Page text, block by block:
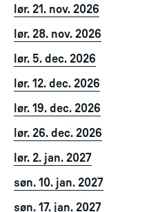
lør. 21. nov. 2026
lør. 28. nov. 2026
lør. 5. dec. 2026
lør. 12. dec. 2026
lør. 19. dec. 2026
lør. 26. dec. 2026
lør. 2. jan. 2027
søn. 10. jan. 2027
søn. 17. jan. 2027